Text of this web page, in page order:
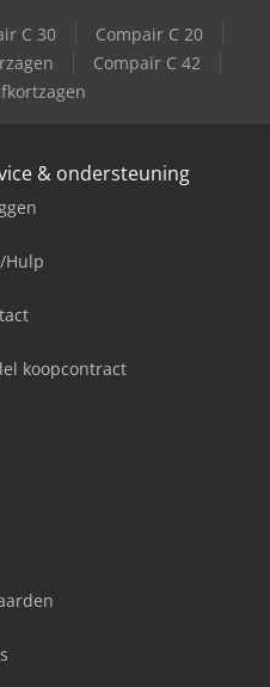
C 30
Compair C 20
Compair C 42
& ondersteuning
Hulp
koopcontract